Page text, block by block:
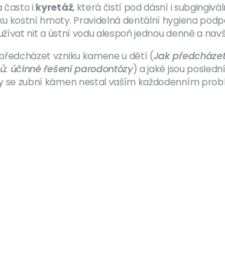
často i kyretáž, která čistí pod dásní i
kostní hmoty. Pravidelná dentální hygiena
nit a ústní vodu alespoň jednou denně a
vzniku kamene u dětí (Jak
účinné řešení parodontózy) a jaké jsou
se zubní kámen nestal vaším každodenním